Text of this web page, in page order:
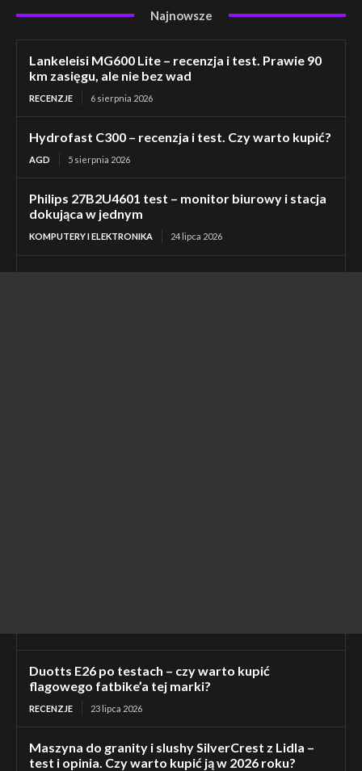
Najnowsze
Lankeleisi MG600 Lite – recenzja i test. Prawie 90
km zasięgu, ale nie bez wad
RECENZJE 6 sierpnia 2026
Hydrofast C300 – recenzja i test. Czy warto kupić?
AGD 5 sierpnia 2026
Philips 27B2U4601 test – monitor biurowy i stacja
dokująca w jednym
KOMPUTERY I ELEKTRONIKA 24 lipca 2026
Duotts E26 po testach – czy warto kupić
flagowego fatbike’a tej marki?
RECENZJE 23 lipca 2026
Maszyna do granity i slushy SilverCrest z Lidla –
test i opinia. Czy warto kupić ją w 2026 roku?